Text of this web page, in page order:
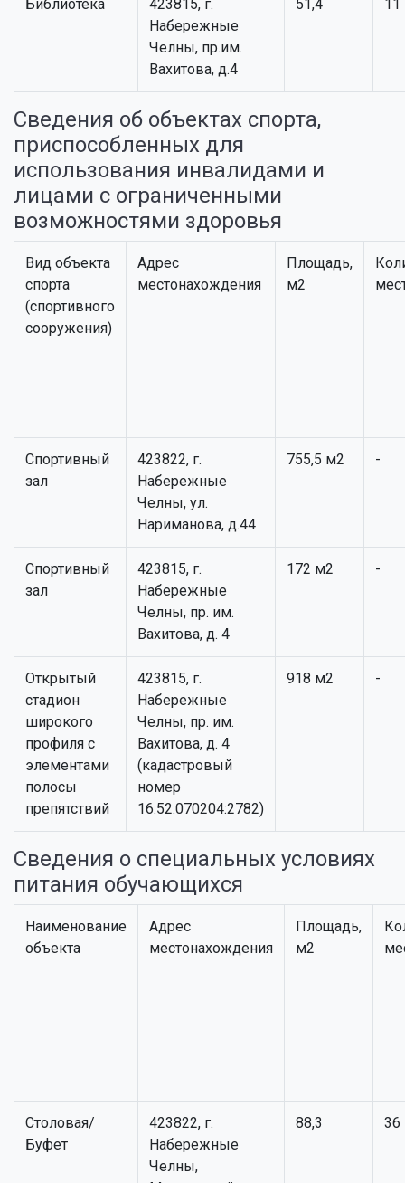
Библиотека
423815, г.
Набережные
Челны, пр.им.
Вахитова, д.4
51,4 11
Сведения об объектах спорта,
приспособленных для
использования инвалидами и
лицами с ограниченными
возможностями здоровья
Вид объекта
спорта
(спортивного
сооружения)
Адрес
местонахождения
Площадь,
м2
Спортивный
зал
423822, г.
Набережные
Челны, ул.
Нариманова, д.44
755,5 м2 -
Спортивный
зал
423815, г.
Набережные
Челны, пр. им.
Вахитова, д. 4
172 м2 -
Открытый
стадион
широкого
профиля с
элементами
полосы
препятствий
423815, г.
Набережные
Челны, пр. им.
Вахитова, д. 4
(кадастровый
номер
16:52:070204:2782)
918 м2 -
Сведения о специальных условиях
питания обучающихся
Наименование
объекта
Адрес
местонахождения
Площадь,
м2
Столовая/
Буфет
423822, г.
Набережные
Челны,
88,3 36